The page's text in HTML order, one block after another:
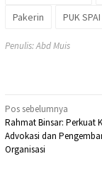
Pakerin
PUK
Penulis: Abd Muis
Navigasi
pos
Pos sebelumnya
Rahmat Binsar: Perkuat
Advokasi dan
Organisasi